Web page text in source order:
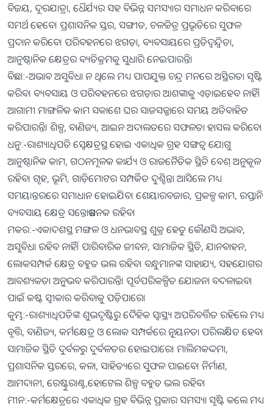
ବିଜୟ, ଦୂରଯାତ୍ରା, ଧୈର୍ଯ୍ୟର ସହ ବିଭିନ୍ନ ସମସ୍ୟାର ସମାଧନ କରିବାରେ
ସମର୍ଥ ହେବେ। ପ୍ରଶାସନିକ ସ୍ତର, ସଙ୍ଗୀତ, ଚଳଚ୍ଚିତ୍ର ପ୍ରଭୃତିରେ ସୁଫଳ
ପ୍ରଦାନ କରିବେ। ପରିବହନରେ ଝଗଡ଼ା, ବ୍ୟବସାୟରେ ପ୍ରତିଦ୍ୱନ୍ଦ୍ୱିତା,
ଆନୁଷ୍ଠାନିକ କ୍ଷେତ୍ରର ବ୍ୟତିକ୍ରମକୁ ସୁଧାରି ନେଇପାରନ୍ତି।
ବିଛା:-ଅଭାବ ଅସୁବିଧା ନ ଥିଲେ ମଧ୍ୟ ପାପଯୁକ୍ତ ଚନ୍ଦ୍ର ମନରେ ଅସ୍ଥିରତା ସୃଷ୍ଟି
କରିବ। ବ୍ୟବସାୟ ଓ ପରିବହନରେ ଝଗଡ଼ାର ଆଶଙ୍କାକୁ ଏଡ଼ାଇହେବ ନାହିଁ।
ଆଗାମୀ ମାଙ୍ଗଳିକ କାମ ସକାଶେ ଘର ସାଜସଜ୍ଜାରେ ସମୟ ଅତିବାହିତ
କରିପାରନ୍ତି। ଶିଳ୍ପ, ବାଣିଜ୍ୟ, ଆଇନ ଅଦାଲତରେ ସଫଳତା ହାସଲ କରିବେ।
ଧନୁ:-ରାଶ୍ୟାଧିପତି ସ୍ବେକ୍ଷତ୍ରସ୍ଥ ହୋଇ ଏକାଧିକ ଗ୍ରହ ସଙ୍ଗତ୍ୱ ଯୋଗୁ
ଆନୁଷ୍ଠାନିକ କାମ, ଗଠନମୂଳକ କାର୍ଯ୍ୟ ଓ ରାଜନୈତିକ ସ୍ଥିତି ବେଶ୍‌ ଅନୁକୂଳ
ରହିବ। ଗୃହ, ଭୂମି, ଗାଡ଼ିମୋଟର ସମ୍ପର୍କିତ ଦୁଶ୍ଚିନ୍ତା ଆସିଲେ ମଧ୍ୟ
ସମୟାନ୍ତରରେ ସମାଧାନ ହୋଇଯିବ। ଶେୟାରବଜାର, ପ୍ରକଳ୍ପ କାମ, ରପ୍ତାନି
ବ୍ୟବସାୟ କ୍ଷେତ୍ର ସନ୍ତୋଷଜନକ ରହିବ।
ମକର:-ଏକାଦଶସ୍ଥ ମଙ୍ଗଳ ଓ ଧନଭାବସ୍ଥ ଶୁକ୍ର ହେତୁ କୌଣସି ଅଭାବ,
ଅସୁବିଧା ରହିବ ନାହିଁ। ପାରିବାରିକ ଜୀବନ, ସାମାଜିକ ସ୍ଥିତି, ଯାନବାହନ,
ଲୋକସମ୍ପର୍କ କ୍ଷେତ୍ର ବହୁତ ଭଲ ରହିବ। ବନ୍ଧୁମାନଙ୍କ ସାହାଯ୍ୟ, ସହଯୋଗର
ଆବଶ୍ୟକତା ଅନୁଭବ କରିପାରନ୍ତି। ପୂର୍ବପରିକଳ୍ପିତ ଯୋଜନା ବଦଳାଇବା
ପାଇଁ କଷ୍ଟ ସ୍ବୀକାର କରିବାକୁ ପଡ଼ିପାରେ।
କୁମ୍ଭ:-ରାଶ୍ୟାଧିପତିଙ୍କ ଶୁଭଦୃଷ୍ଟିରୁ ଦୈହିକ ସ୍ବାସ୍ଥ୍ୟ ଅପରିବର୍ତ୍ତିତ ରହିଲେ ମଧ୍ୟ
ବୃତ୍ତି, ବାଣିଜ୍ୟ, କର୍ମକ୍ଷେତ୍ର ଓ ଲୋକ ସମ୍ପର୍କରେ ନୂ୍ୟନତା ପରିଲକ୍ଷିତ ହେବ।
ସାମାଜିକ ସ୍ଥିତି ଦୁର୍ବଳରୁ ଦୁର୍ବଳତର ହୋଇପାରେ। ମାଲିମକଦ୍ଦମା,
ପ୍ରଶାସନିକ ସ୍ତରରେ, କଳା, ସାହିତ୍ୟରେ ସୁଫଳ ପାଇବେ। ନିର୍ମାଣ,
ଆମଦାନୀ, ରେଷ୍ଟୁରାଣ୍ଟ,ହୋଟେଲ ଶିଳ୍ପ ବହୁତ ଭଲ ରହିବ।
ମୀନ:-କର୍ମକ୍ଷେତ୍ରରେ ଏକାଧିକ ଗ୍ରହ ବିଭିନ୍ନ ପ୍ରକାର ସମସ୍ୟା ସୃଷ୍ଟି କଲେ ମଧ୍ୟ